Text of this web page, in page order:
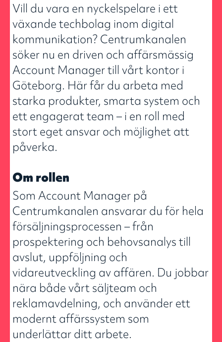
Vill du vara en nyckelspelare i ett
växande techbolag inom digital
kommunikation? Centrumkanalen
söker nu en driven och affärsmässig
Account Manager till vårt kontor i
Göteborg. Här får du arbeta med
starka produkter, smarta system och
ett engagerat team – i en roll med
stort eget ansvar och möjlighet att
påverka.
Om rollen
Som Account Manager på
Centrumkanalen ansvarar du för hela
försäljningsprocessen – från
prospektering och behovsanalys till
avslut, uppföljning och
vidareutveckling av affären. Du jobbar
nära både vårt säljteam och
reklamavdelning, och använder ett
modernt affärssystem som
underlättar ditt arbete.